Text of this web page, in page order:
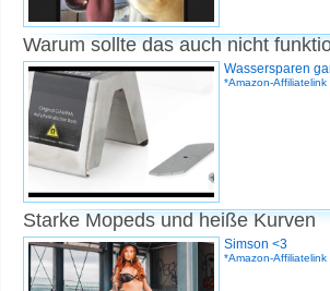
Warum sollte das auch nicht
Wassersparen
*Amazon-Affiliatelink
Starke Mopeds und heiße Kurven
Simson <3
*Amazon-Affiliatelink